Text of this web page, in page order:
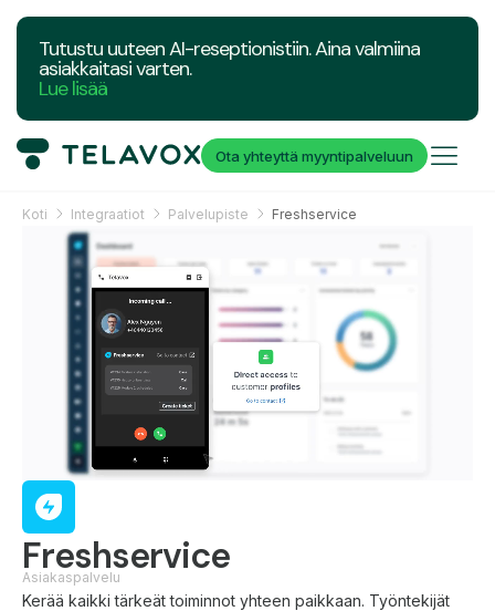
Tutustu uuteen AI-reseptionistiin. Aina valmiina
asiakkaitasi varten.
Lue lisää
Ota yhteyttä myyntipalveluun
Koti Integraatiot Palvelupiste Freshservice
Freshservice
Asiakaspalvelu
Kerää kaikki tärkeät toiminnot yhteen paikkaan. Työntekijät